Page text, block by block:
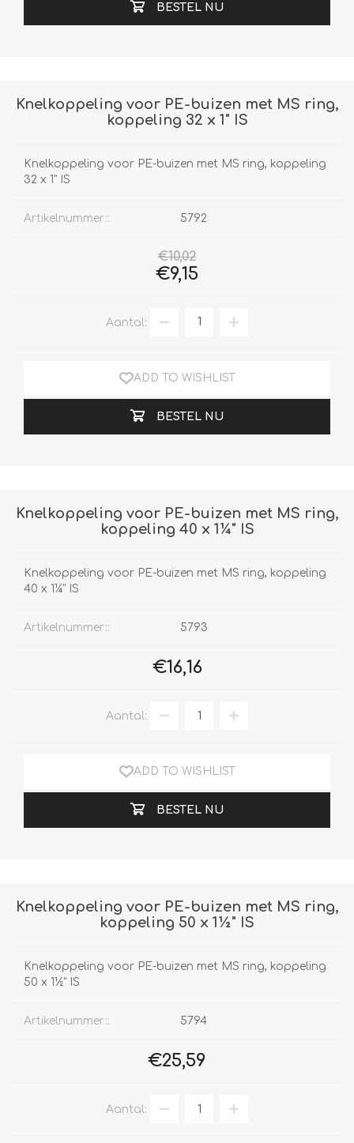
BESTEL NU
Knelkoppeling voor PE-buizen met MS ring,
koppeling 32 x 1" IS
Knelkoppeling voor PE-buizen met MS ring, koppeling
32 x 1" IS
Artikelnummer:: 5792
€10,02
€9,15
Aantal:
ADD TO WISHLIST
BESTEL NU
Knelkoppeling voor PE-buizen met MS ring,
koppeling 40 x 1¼" IS
Knelkoppeling voor PE-buizen met MS ring, koppeling
40 x 1¼" IS
Artikelnummer:: 5793
€16,16
Aantal:
ADD TO WISHLIST
BESTEL NU
Knelkoppeling voor PE-buizen met MS ring,
koppeling 50 x 1½" IS
Knelkoppeling voor PE-buizen met MS ring, koppeling
50 x 1½" IS
Artikelnummer:: 5794
€25,59
Aantal: